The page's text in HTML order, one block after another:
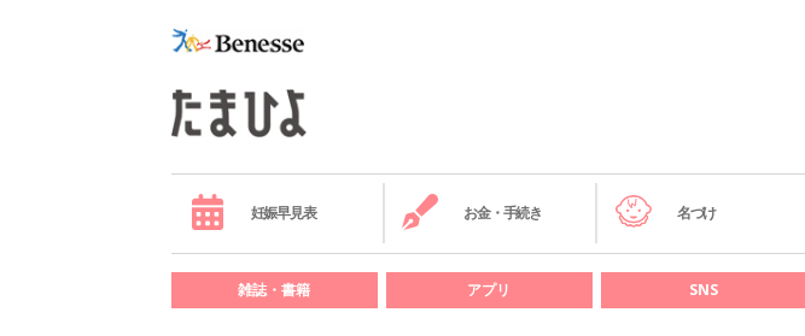
妊娠早見表 お金・手続き 名づけ
雑誌・書籍 アプリ SNS